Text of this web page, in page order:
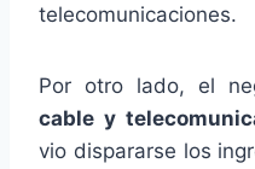
telecomunicaciones.
Por otro lado, el
cable y
vio dispararse los